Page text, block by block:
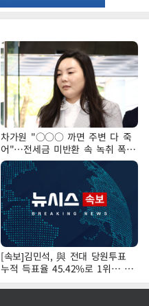
차가원 "○○○ 까면 주변 다 죽
어"…전세금 미반환 속 녹취 폭로
파장
[속보]김민석, 與 전대 당원투표
누적 득표율 45.42%로 1위… 정
청래 44.56%